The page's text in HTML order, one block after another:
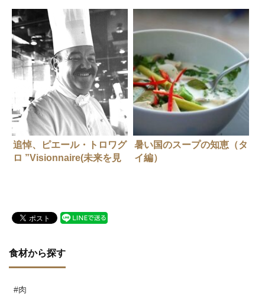
追悼、ピエール・トロワグ
ロ ”Visionnaire(未来を見
暑い国のスープの知恵（タ
イ編）
食材から探す
#肉